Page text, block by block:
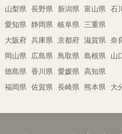
山梨県 長野県 新潟県 富山県 石
愛知県 静岡県 岐阜県 三重県
大阪府 兵庫県 京都府 滋賀県 奈
岡山県 広島県 鳥取県 島根県 山
徳島県 香川県 愛媛県 高知県
福岡県 佐賀県 長崎県 熊本県 大